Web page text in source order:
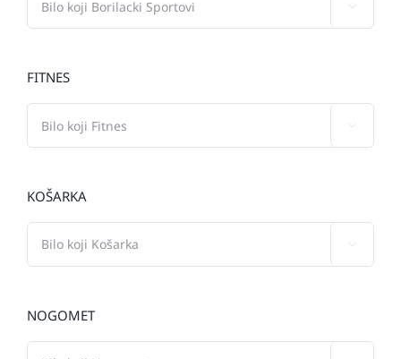
FITNES
KOŠARKA
NOGOMET